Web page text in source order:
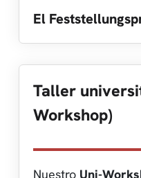
El
Taller
Workshop)
Nuestro Uni-